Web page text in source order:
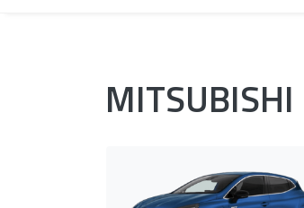
MITSUBISHI